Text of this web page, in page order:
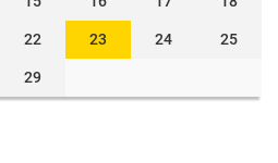
22 23 24 25
29